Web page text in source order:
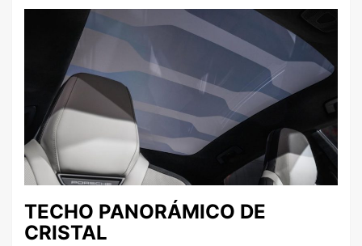
TECHO PANORÁMICO DE
CRISTAL